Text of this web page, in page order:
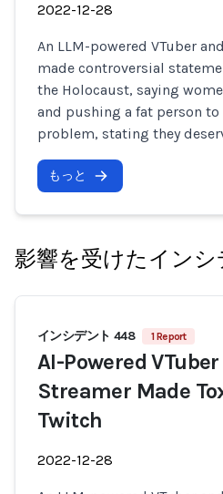
2022-12-28
An LLM-powered VTuber
made controversial
the Holocaust, saying
and pushing a fat person
problem, stating they
もっと
影響を受けたインシ
インシデント 448 1 Report
AI-Powered
Streamer Made
Twitch
2022-12-28